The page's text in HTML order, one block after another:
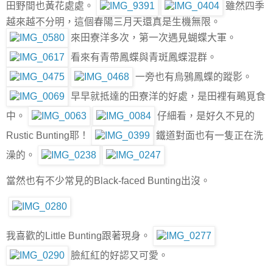
田野間也黃花處處。
雖然四季
越來越不分明，這個春陽三月天還真是生機無限。
來田寮洋多次，第一次遇見蝴蝶大軍。
看來有青帶鳳蝶與青斑鳳蝶混群。
一旁也有烏鴉鳳蝶的蹤影。
早早就抵達的田寮洋的好處，是田裡有鵐覓食
中。
仔細看，是好久不見的
Rustic Bunting耶！
鐵道對面也有一隻正在洗
澡的。
當然也有不少常見的Black-faced Bunting出沒。
我喜歡的Little Bunting跟著現身。
臉紅紅的好認又可愛。